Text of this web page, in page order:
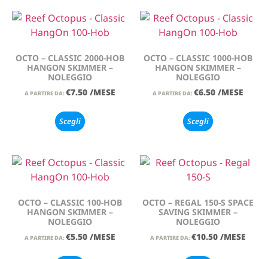
OCTO – CLASSIC 2000-HOB
HANGON SKIMMER –
NOLEGGIO
A PARTIRE DA: €7.50 /MESE
Scegli
OCTO – CLASSIC 1000-HOB
HANGON SKIMMER –
NOLEGGIO
A PARTIRE DA: €6.50 /MESE
Scegli
OCTO – CLASSIC 100-HOB
HANGON SKIMMER –
NOLEGGIO
A PARTIRE DA: €5.50 /MESE
OCTO – REGAL 150-S SPACE
SAVING SKIMMER –
NOLEGGIO
A PARTIRE DA: €10.50 /MESE